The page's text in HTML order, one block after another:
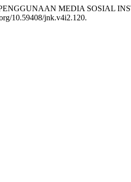
“PENGGUNAAN MEDIA
10.59408/jnk.v4i2.120.